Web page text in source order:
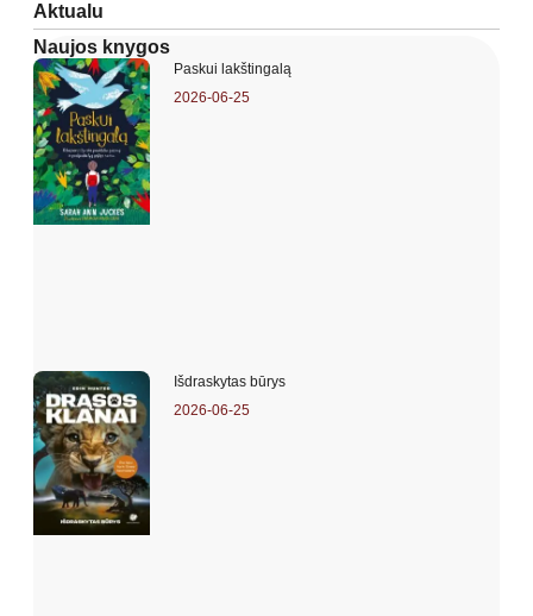
Aktualu
Naujos knygos
Paskui lakštingalą
2026-06-25
Išdraskytas būrys
2026-06-25